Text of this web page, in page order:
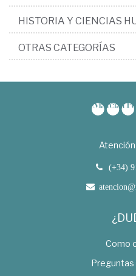
HISTORIA Y CIENCIAS
OTRAS CATEGORÍAS
(+34)
Como